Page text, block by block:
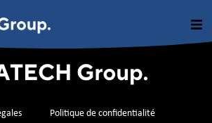
Politique de confidentialité